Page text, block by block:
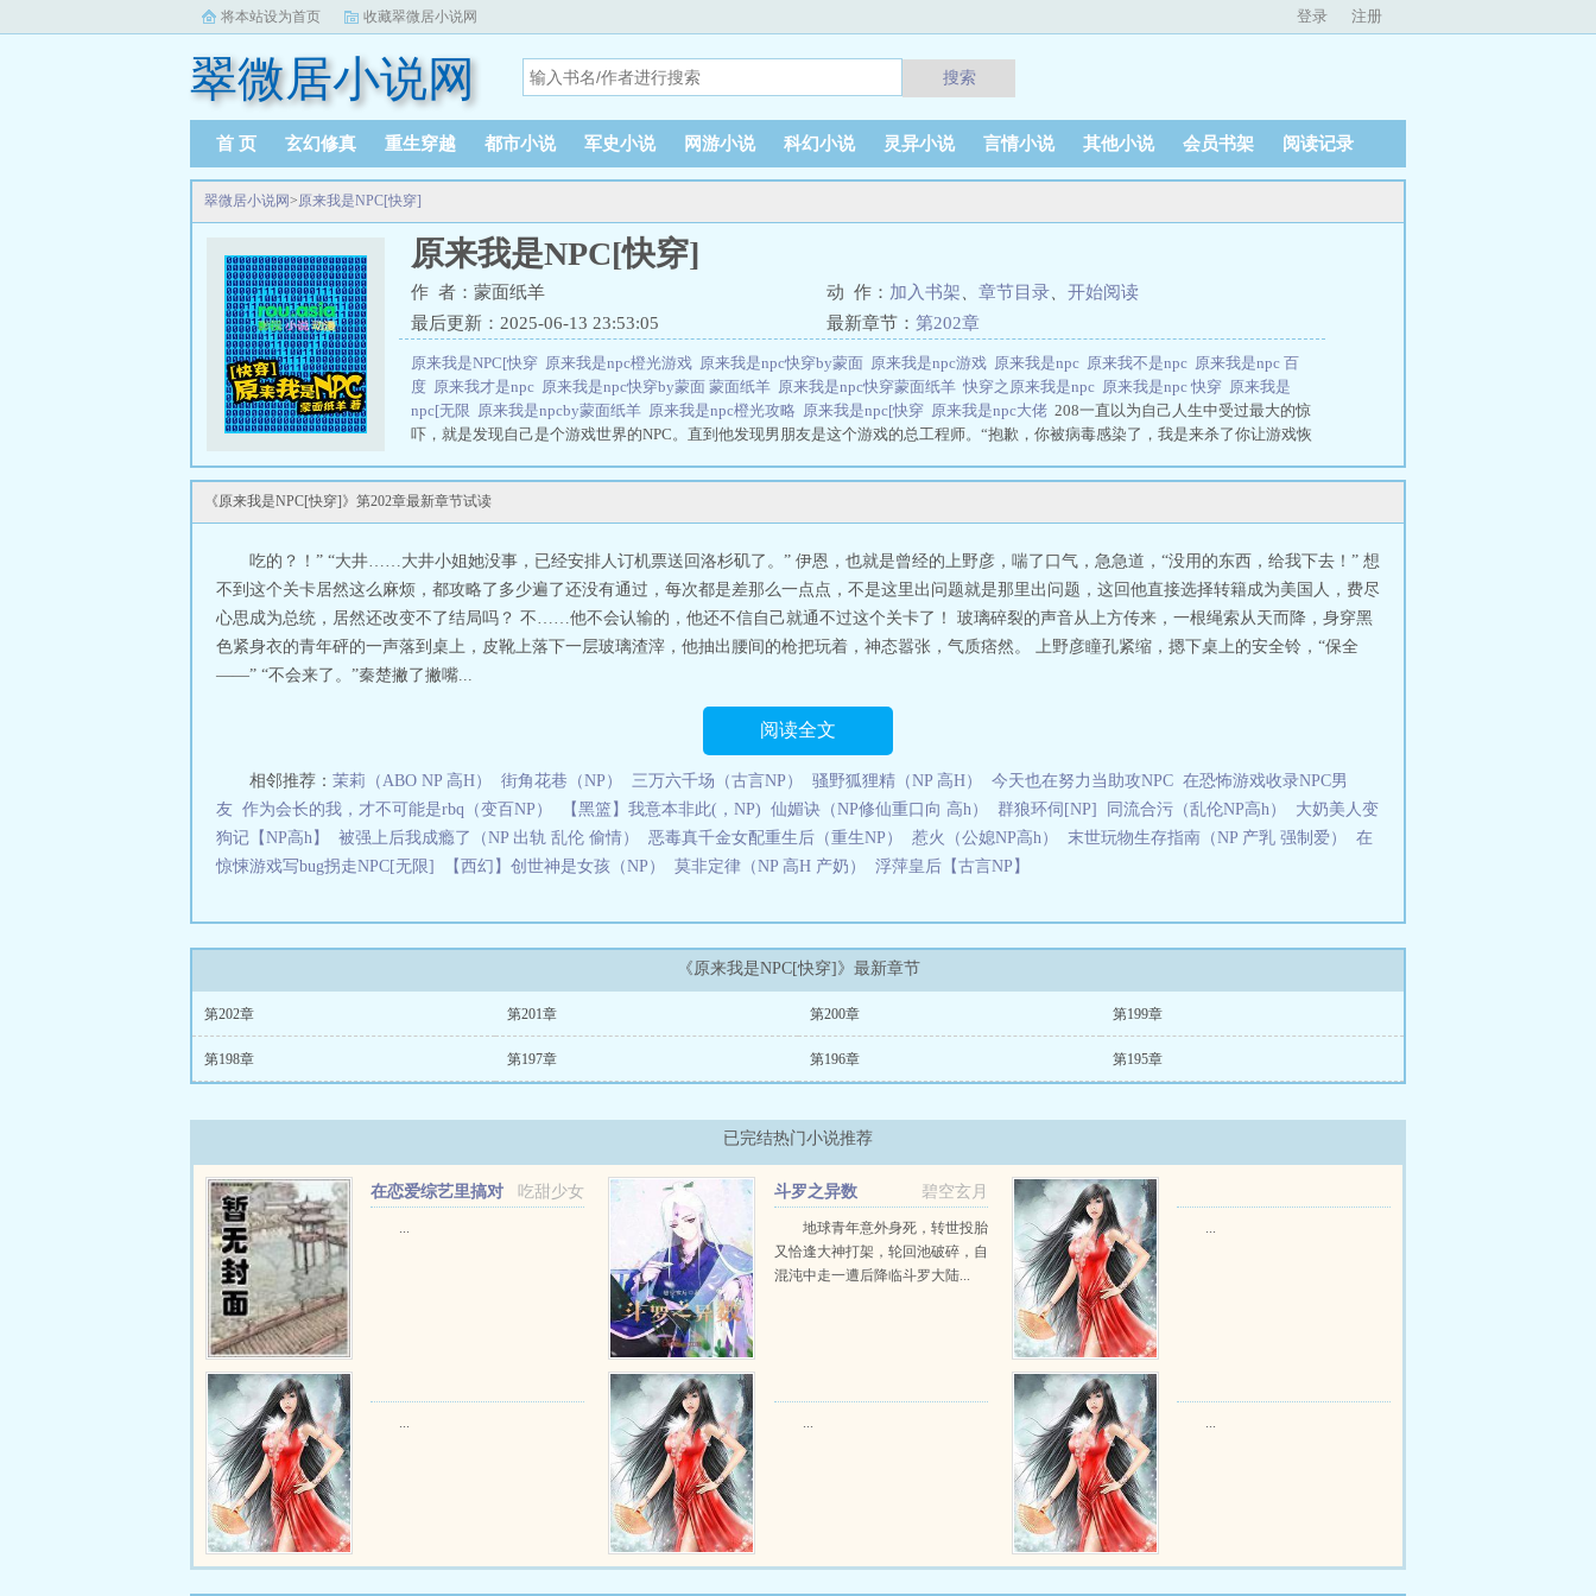
将本站设为首页 收藏翠微居小说网 登录 注册
翠微居小说网 搜索
首 页 玄幻修真 重生穿越 都市小说 军史小说 网游小说 科幻小说 灵异小说 言情小说 其他小说 会员书架 阅读记录
翠微居小说网>原来我是NPC[快穿]
原来我是NPC[快穿]
作 者：蒙面纸羊 动 作： 加入书架 章节目录
开始阅读
最后更新：2025-06-13 23:53:05
最新章节： 第202章
原来我是NPC[快穿 原来我是npc橙光游戏 原来我是npc快穿by蒙面 原来我是npc游戏 原来我是npc 原来我不是npc 原来我是npc 百
度 原来我才是npc 原来我是npc快穿by蒙面 蒙面纸羊 原来我是npc快穿蒙面纸羊 快穿之原来我是npc 原来我是npc 快穿 原来我是
npc[无限 原来我是npcby蒙面纸羊 原来我是npc橙光攻略 原来我是npc[快穿 原来我是npc大佬 208一直以为自己人生中受过最大的惊
吓，就是发现自己是个游戏世界的NPC。直到他发现男朋友是这个游戏的总工程师。“抱歉，你被病毒感染了，我是来杀了你让游戏恢
《原来我是NPC[快穿]》第202章最新章节试读
吃的？！” “大井……大井小姐她没事，已经安排人订机票送回洛杉矶了。” 伊恩，也就是曾经的上野彦，喘了口气，急急道，“没用的东西，给我下去！” 想
不到这个关卡居然这么麻烦，都攻略了多少遍了还没有通过，每次都是差那么一点点，不是这里出问题就是那里出问题，这回他直接选择转籍成为美国人，费尽
心思成为总统，居然还改变不了结局吗？ 不……他不会认输的，他还不信自己就通不过这个关卡了！ 玻璃碎裂的声音从上方传来，一根绳索从天而降，身穿黑
色紧身衣的青年砰的一声落到桌上，皮靴上落下一层玻璃渣滓，他抽出腰间的枪把玩着，神态嚣张，气质痞然。 上野彦瞳孔紧缩，摁下桌上的安全铃，“保全
——” “不会来了。”秦楚撇了撇嘴...
阅读全文
相邻推荐： 茉莉（ABO NP 高H） 街角花巷（NP） 三万六千场（古言NP） 骚野狐狸精（NP 高H） 今天也在努力当助攻NPC 在恐怖游戏收录NPC男
友 作为会长的我，才不可能是rbq（变百NP） 【黑篮】我意本非此(，NP) 仙媚诀（NP修仙重口向 高h） 群狼环伺[NP] 同流合污（乱伦NP高h）
大奶美人变
狗记【NP高h】
被强上后我成瘾了（NP 出轨 乱伦 偷情） 恶毒真千金女配重生后（重生NP） 惹火（公媳NP高h） 末世玩物生存指南（NP 产乳 强制爱）
在
惊悚游戏写bug拐走NPC[无限]
【西幻】创世神是女孩（NP） 莫非定律（NP 高H 产奶） 浮萍皇后【古言NP】
《原来我是NPC[快穿]》最新章节
第202章 第201章 第200章 第199章
第198章 第197章 第196章 第195章
已完结热门小说推荐
吃甜少女
在恋爱综艺里搞对
...
碧空玄月
斗罗之异数
地球青年意外身死，转世投胎
又恰逢大神打架，轮回池破碎，自
混沌中走一遭后降临斗罗大陆...
...
... ... ...